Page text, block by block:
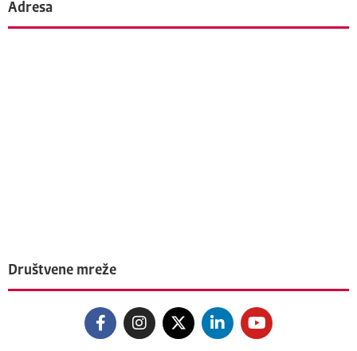
Adresa
Društvene mreže